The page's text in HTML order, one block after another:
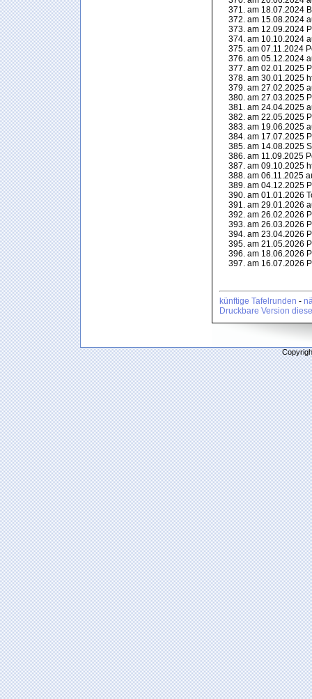
am 18.07.2024
am 15.08.2024
am 12.09.2024
am 10.10.2024
am 07.11.2024
am 05.12.2024
am 02.01.2025
am 30.01.2025
am 27.02.2025
am 27.03.2025
am 24.04.2025
am 22.05.2025
am 19.06.2025
am 17.07.2025
am 14.08.2025
am 11.09.2025
am 09.10.2025
am 06.11.2025
am 04.12.2025
am 01.01.2026
am 29.01.2026
am 26.02.2026
am 26.03.2026
am 23.04.2026
am 21.05.2026
am 18.06.2026
am 16.07.2026
künftige Tafelrunden -
Druckbare Version